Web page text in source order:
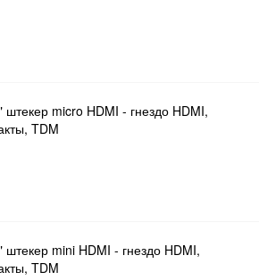
micro HDMI - гнездо HDMI,
TDM
mini HDMI - гнездо HDMI,
TDM